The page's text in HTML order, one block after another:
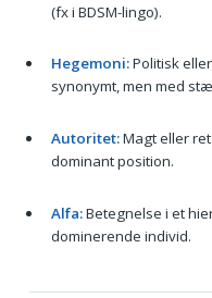
(fx i BDSM-lingo).
Hegemoni:Politisk
synonymt, men med
Autoritet:Magt eller
dominant position.
Alfa:Betegnelse i et
dominerende individ.